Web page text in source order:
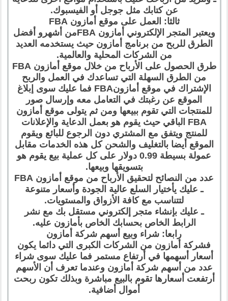
عن كتابك مثل جوجل أو الفيسبوك.
ثالثا: العمل على موقع أمازون FBA
ويعتبر المتجر الإلكتروني أمازون FBAمن أشهرو أفضل
الطرق للربح من برنامج أمازون حيث يستخدمه العديد
من الشركات المحلية والعالمية.
طرق الحصول على الأرباح من خلال موقع أمازون FBA
من الطرق السهلة التي تساعدك في العمل والربح
الإشتراك في موقع أمازونFBA فما عليك سوى إبلاغ
الموقع عن رغبتك في التعامل معه وإرسال صور
للمنتجات التي تقوم ببيعها ومن ثم يتولى موقع أمازون
FBA الباقي حيث يقوم هو بعمل الدعاية والإعلانات
للمنتج ويتفق مع المشتري دون الرجوع للبائع ويقوم
الموقع أيضا بالتغليف والشحن كل هذه الخدمات مقابل
عمولة بسيطة 0.99 دولار على كل عملية بيع يقوم هو
بتسويقها وبيعها.
عدد من النصائح لتحقيق الأرباح من موقع أمازون FBA
ـ عليك يأختيار السلع عالية الجودة وأسعار متنوعة
لتتناسب مع كافة الأزواق والمستويات.
ـ عليك بإنشاء متجر إلكتروني مستقل بك مع نشر
الرابط الخاص بحسابك الخاص بأمازون عليه.
رابعا: شراء وبيع أسهم شركة أمازون
فشركة أمازون من الشركات الكبرى التي دائما يكون
أسعار أسهمها في أرتفاع مستمر فما عليك سوى شراء
عدد من أسهم شركة أمازون وعندما تعرف أن الأسهم
أرتفعت أسعارها تقوم بالبيع مباشرة وبذلك تكون ربحت
أموال أضافية.